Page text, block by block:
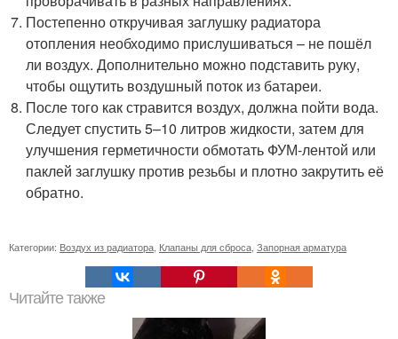
Постепенно откручивая заглушку радиатора
отопления необходимо прислушиваться – не пошёл
ли воздух. Дополнительно можно подставить руку,
чтобы ощутить воздушный поток из батареи.
После того как стравится воздух, должна пойти вода.
Следует спустить 5–10 литров жидкости, затем для
улучшения герметичности обмотать ФУМ-лентой или
паклей заглушку против резьбы и плотно закрутить её
обратно.
Категории: Воздух из радиатора Клапаны для сброса Запорная арматура
Читайте также